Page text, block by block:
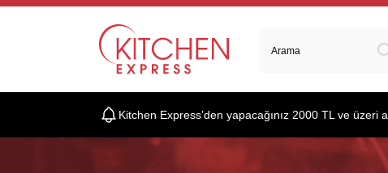
Kitchen Express’den yapacağınız 2000 TL ve üzeri